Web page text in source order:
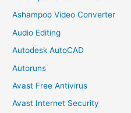
Ashampoo Video Converter
Audio Editing
Autodesk AutoCAD
Autoruns
Avast Free Antivirus
Avast Internet Security